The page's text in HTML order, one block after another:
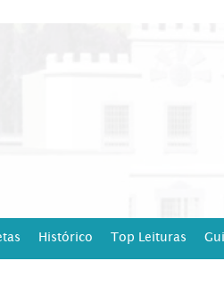
Histórico Top Leituras